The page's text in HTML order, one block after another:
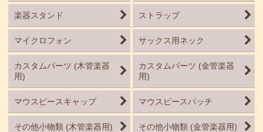
楽器スタンド ストラップ
マイクロフォン サックス用ネック
カスタムパーツ (木管楽器
用)
カスタムパーツ (金管楽器
用)
マウスピースキャップ マウスピースパッチ
その他小物類 (木管楽器用) その他小物類 (金管楽器用)